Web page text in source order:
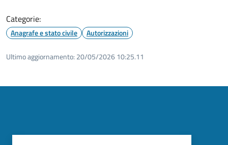
Categorie:
Anagrafe e stato civile Autorizzazioni
Ultimo aggiornamento: 20/05/2026 10:25.11